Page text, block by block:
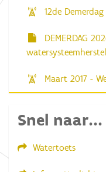
12de
DEMERDAG
Maart 2017 -
Snel naar...
Watertoets